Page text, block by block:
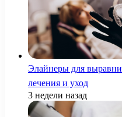
Элайнеры для
лечения и уход
3 недели назад